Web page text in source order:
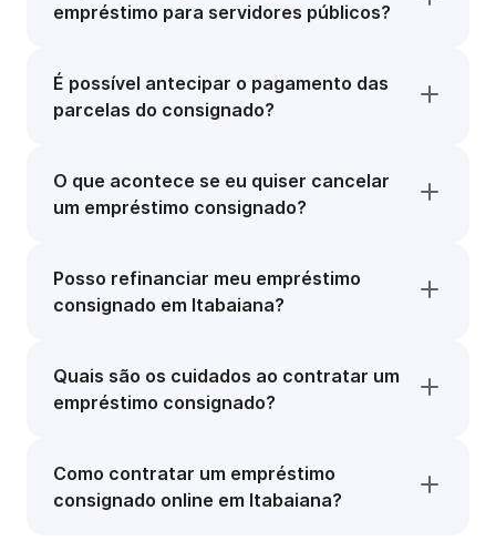
empréstimo para servidores públicos?
É possível antecipar o pagamento das
parcelas do consignado?
O que acontece se eu quiser cancelar
um empréstimo consignado?
Posso refinanciar meu empréstimo
consignado em Itabaiana?
Quais são os cuidados ao contratar um
empréstimo consignado?
Como contratar um empréstimo
consignado online em Itabaiana?